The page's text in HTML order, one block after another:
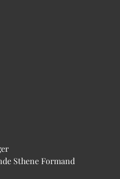
Sthene Formand